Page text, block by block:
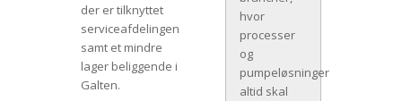
der er tilknyttet
serviceafdelingen
samt et mindre
lager beliggende i
Galten.
hvor
processer
og
pumpeløsninger
altid skal